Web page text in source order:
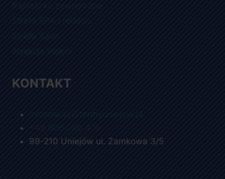
Kąpielisko zewnętrzne
Strefa SPA i relaksu
Strefa Saun
Atrakcje Wokół
KONTAKT
informacja@termyuniejow.pl
+48 506 090 419
99-210 Uniejów ul. Zamkowa 3/5